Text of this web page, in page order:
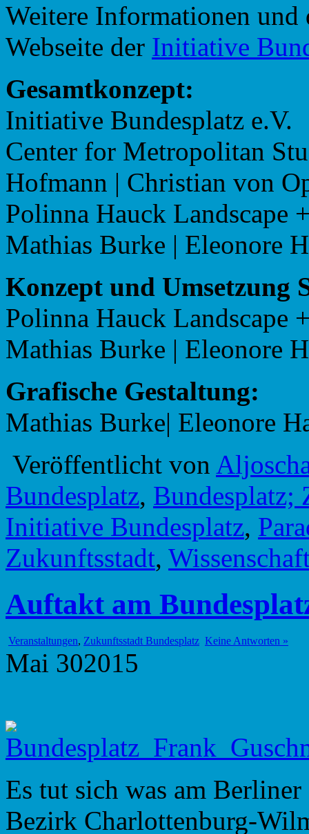
Weitere Informationen und
Webseite der Initiative
Gesamtkonzept:
Initiative Bundesplatz e.V.
Center for Metropolitan
Hofmann | Christian von
Polinna Hauck Landscape
Mathias Burke | Eleonore
Konzept und Umsetzung
Polinna Hauck Landscape
Mathias Burke | Eleonore
Grafische Gestaltung:
Mathias Burke| Eleonore
Veröffentlicht von
Bundesplatz, Bundesplatz;
Initiative Bundesplatz,
Zukunftsstadt,
Auftakt am
Veranstaltungen, Zukunftsstadt Bundesplatz Keine Antworten »
Mai 302015
Es tut sich was am
Bezirk Charlottenburg-